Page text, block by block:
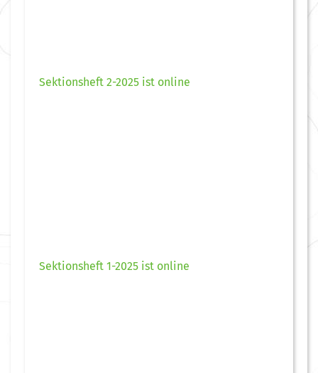
Sektionsheft 2-2025 ist online
Sektionsheft 1-2025 ist online